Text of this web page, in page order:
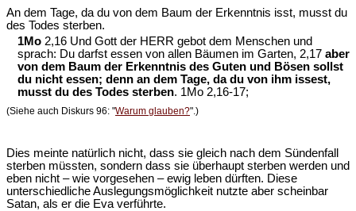
An dem Tage, da du von dem Baum der Erkenntnis isst, musst du
des Todes sterben.
1Mo 2,16 Und Gott der HERR gebot dem Menschen und
sprach: Du darfst essen von allen Bäumen im Garten, 2,17 aber
von dem Baum der Erkenntnis des Guten und Bösen sollst
du nicht essen; denn an dem Tage, da du von ihm issest,
musst du des Todes sterben. 1Mo 2,16-17;
(Siehe auch Diskurs 96: "Warum glauben?".)
Dies meinte natürlich nicht, dass sie gleich nach dem Sündenfall
sterben müssten, sondern dass sie überhaupt sterben werden und
eben nicht – wie vorgesehen – ewig leben dürften. Diese
unterschiedliche Auslegungsmöglichkeit nutzte aber scheinbar
Satan, als er die Eva verführte.